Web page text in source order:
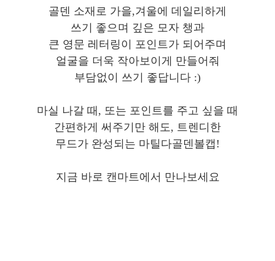
골덴 소재로 가을,겨울에 데일리하게
쓰기 좋으며 깊은 모자 챙과
큰 영문 레터링이 포인트가 되어주며
얼굴을 더욱 작아보이게 만들어줘
부담없이 쓰기 좋답니다 :)
마실 나갈 때, 또는 포인트를 주고 싶을 때
간편하게 써주기만 해도, 트렌디한
무드가 완성되는 마틸다골덴볼캡!
지금 바로 캔마트에서 만나보세요